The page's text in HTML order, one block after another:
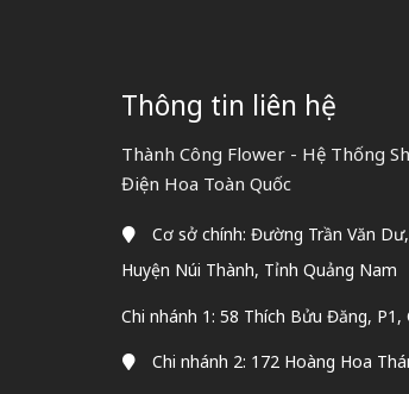
Thông tin liên hệ
Thành Công Flower - Hệ Thống
Điện Hoa Toàn Quốc
Cơ sở chính: Đường Trần Văn
Huyện Núi Thành, Tỉnh Quảng Nam
Chi nhánh 1: 58 Thích Bửu Đăng, P1,
Chi nhánh 2: 172 Hoàng Hoa